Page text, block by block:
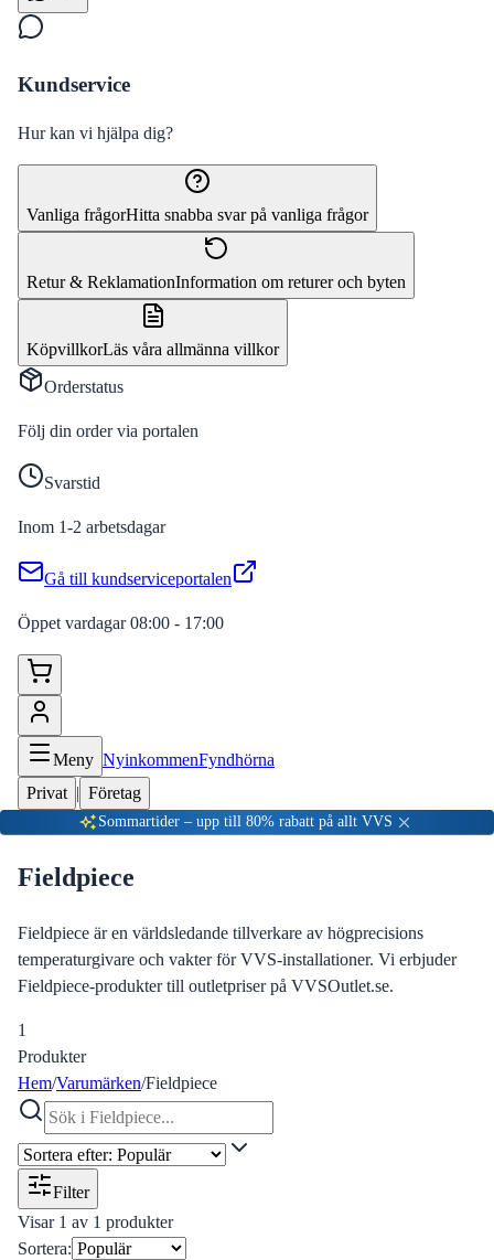
Kundservice
Hur kan vi hjälpa dig?
Vanliga frågorHitta snabba svar på vanliga frågor
Retur & ReklamationInformation om returer och byten
KöpvillkorLäs våra allmänna villkor
Orderstatus
Följ din order via portalen
Svarstid
Inom 1-2 arbetsdagar
Gå till kundserviceportalen
Öppet vardagar 08:00 - 17:00
Meny NyinkommenFyndhörna
Privat | Företag
Sommartider – upp till 80% rabatt på allt VVS
Fieldpiece
Fieldpiece är en världsledande tillverkare av högprecisions
temperaturgivare och vakter för VVS-installationer. Vi erbjuder
Fieldpiece-produkter till outletpriser på VVSOutlet.se.
1
Produkter
Hem/Varumärken/Fieldpiece
Filter
Visar 1 av 1 produkter
Sortera: